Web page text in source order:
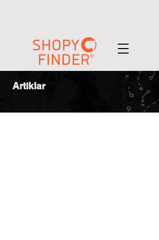
Artiklar